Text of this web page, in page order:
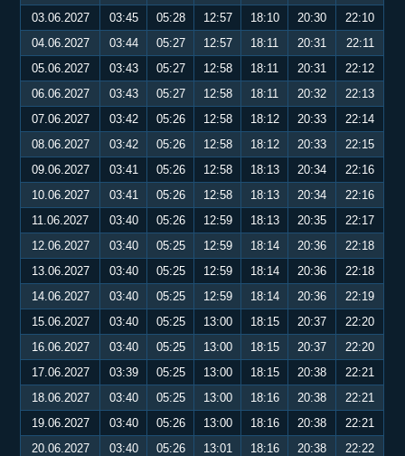
03.06.2027
03:45 05:28 12:57 18:10 20:30
22:10
04.06.2027
03:44 05:27 12:57 18:11 20:31
22:11
05.06.2027
03:43 05:27 12:58 18:11 20:31
22:12
06.06.2027
03:43 05:27 12:58 18:11 20:32
22:13
07.06.2027
03:42 05:26 12:58 18:12 20:33
22:14
08.06.2027
03:42 05:26 12:58 18:12 20:33
22:15
09.06.2027
03:41 05:26 12:58 18:13 20:34
22:16
10.06.2027
03:41 05:26 12:58 18:13 20:34
22:16
11.06.2027
03:40 05:26 12:59 18:13 20:35
22:17
12.06.2027
03:40 05:25 12:59 18:14 20:36
22:18
13.06.2027
03:40 05:25 12:59 18:14 20:36
22:18
14.06.2027
03:40 05:25 12:59 18:14 20:36
22:19
15.06.2027
03:40 05:25 13:00 18:15 20:37
22:20
16.06.2027
03:40 05:25 13:00 18:15 20:37
22:20
17.06.2027
03:39 05:25 13:00 18:15 20:38
22:21
18.06.2027
03:40 05:25 13:00 18:16 20:38
22:21
19.06.2027
03:40 05:26 13:00 18:16 20:38
22:21
20.06.2027
03:40 05:26 13:01 18:16 20:38
22:22